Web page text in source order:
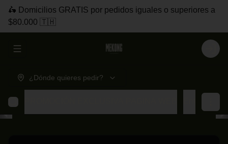
🛵 Domicilios GRATIS por pedidos iguales o superiores a
$80.000 🇹🇭
Abrir menu de navegación Login
¿Dónde quieres pedir?